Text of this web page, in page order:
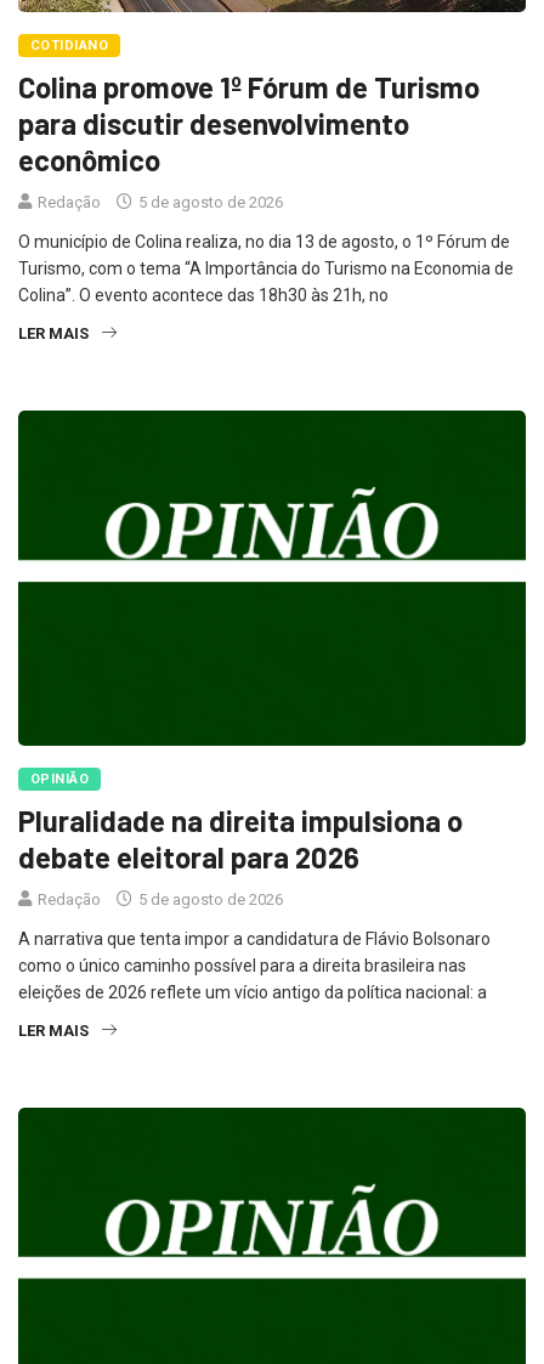
COTIDIANO
Colina promove 1º Fórum de Turismo
para discutir desenvolvimento
econômico
Redação 5 de agosto de 2026
O município de Colina realiza, no dia 13 de agosto, o 1º Fórum de
Turismo, com o tema “A Importância do Turismo na Economia de
Colina”. O evento acontece das 18h30 às 21h, no
LER MAIS
OPINIÃO
Pluralidade na direita impulsiona o
debate eleitoral para 2026
Redação 5 de agosto de 2026
A narrativa que tenta impor a candidatura de Flávio Bolsonaro
como o único caminho possível para a direita brasileira nas
eleições de 2026 reflete um vício antigo da política nacional: a
LER MAIS